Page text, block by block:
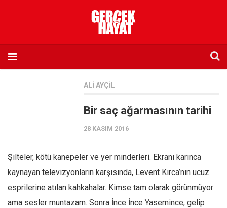
Eksik sayıların temini
Sosyal Medya
ALI AYÇIL
Bir saç ağarmasının tarihi
28 KASIM 2016
Şilteler, kötü kanepeler ve yer minderleri. Ekranı karınca
kaynayan televizyonların karşısında, Levent Kırca’nın ucuz
esprilerine atılan kahkahalar. Kimse tam olarak görünmüyor
ama sesler muntazam. Sonra İnce İnce Yasemince, gelip